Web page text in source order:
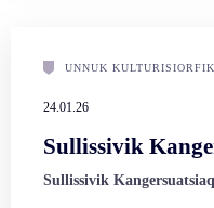
UNNUK KULTURISIORFIK
24.01.26
Sullissivik
Sullissivik